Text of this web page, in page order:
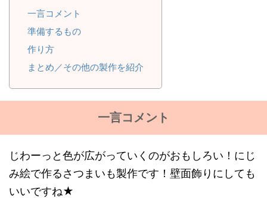
一言コメント
準備するもの
作り方
まとめ／その他の製作を紹介
一言コメント
じわーっと色が広がっていくのがおもしろい！にじ
み絵で作るさつまいも製作です！壁面飾りにしても
いいですね★